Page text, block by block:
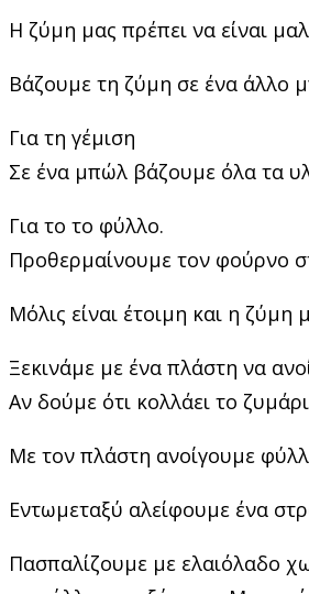
Η ζύμη μας πρέπει να είναι
Βάζουμε τη ζύμη σε ένα άλλο
Για τη γέμιση
Σε ένα μπώλ βάζουμε όλα τα
Για το το φύλλο.
Προθερμαίνουμε τον φούρνο
Μόλις είναι έτοιμη και η
Ξεκινάμε με ένα πλάστη να
Αν δούμε ότι κολλάει το
Με τον πλάστη ανοίγουμε
Εντωμεταξύ αλείφουμε ένα
Πασπαλίζουμε με ελαιόλαδο